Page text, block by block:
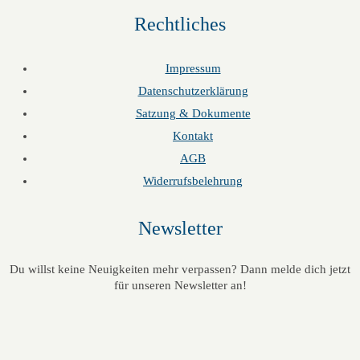
Rechtliches
Impressum
Datenschutzerklärung
Satzung & Dokumente
Kontakt
AGB
Widerrufsbelehrung
Newsletter
Du willst keine Neuigkeiten mehr verpassen? Dann melde dich jetzt
für unseren Newsletter an!